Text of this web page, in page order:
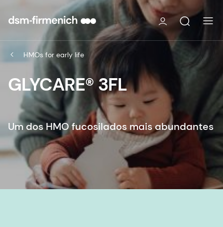
HMOs for early life
GLYCARE® 3FL
Um dos HMO fucosilados mais abundantes